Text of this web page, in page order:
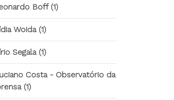
Boff (1)
Woida (1)
Segala (1)
Costa - Observatório da
(1)